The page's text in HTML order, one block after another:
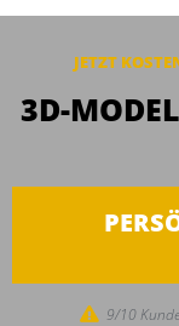
JETZT
3D-
9/10